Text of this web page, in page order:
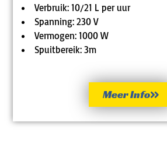
Verbruik: 10/21 L per uur
Spanning: 230 V
Vermogen: 1000 W
Spuitbereik: 3m
Meer Info